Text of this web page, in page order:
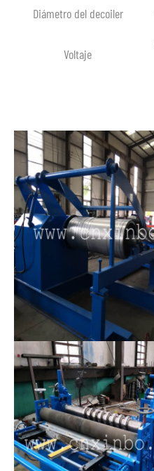
Diámetro del decoiler
Voltaje